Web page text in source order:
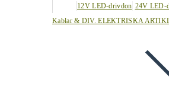
12V LED-drivdon 24V LED-
Kablar & DIV. ELEKTRISKA